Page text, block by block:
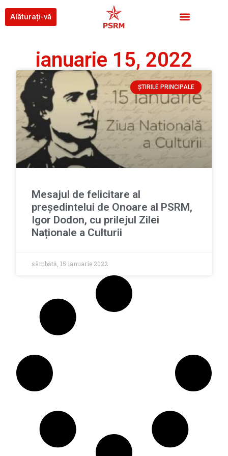
Alăturați-vă
ianuarie 15, 2022
ȘTIRILE PRINCIPALE
Mesajul de felicitare al
președintelui de Onoare al PSRM,
Igor Dodon, cu prilejul Zilei
Naționale a Culturii
sâmbătă, 15 ianuarie 2022